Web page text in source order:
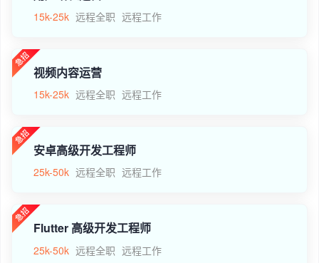
15k-25k 远程全职 远程工作
视频内容运营
15k-25k 远程全职 远程工作
安卓高级开发工程师
25k-50k 远程全职 远程工作
Flutter 高级开发工程师
25k-50k 远程全职 远程工作